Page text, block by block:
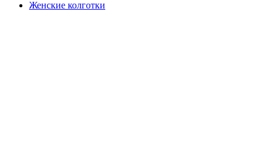
Женские колготки